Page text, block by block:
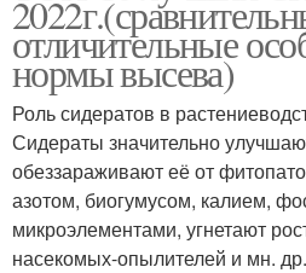
отличительные
нормы высева)
Роль сидератов в
Сидераты значительно
обеззараживают её от
азотом, биогумусом, калием,
микроэлементами, угнетают
насекомых-опылителей и мн. др.